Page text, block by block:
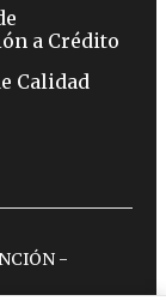
a Crédito
Calidad
-